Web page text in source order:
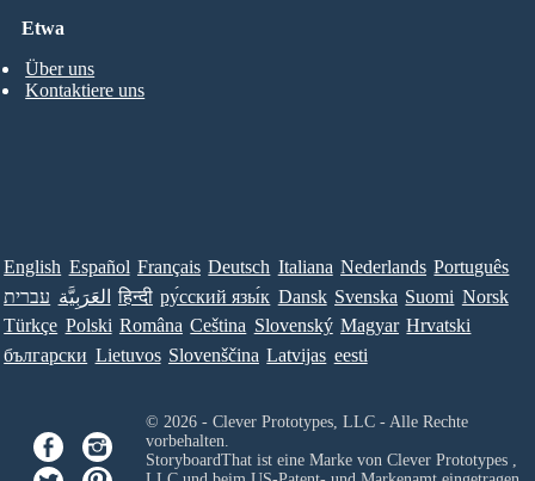
Etwa
Über uns
Kontaktiere uns
English Español Français Deutsch Italiana Nederlands Português
עברית العَرَبِيَّة हिन्दी ру́сский язы́к Dansk Svenska Suomi Norsk
Türkçe Polski Româna Ceština Slovenský Magyar Hrvatski
български Lietuvos Slovenščina Latvijas eesti
© 2026 - Clever Prototypes, LLC - Alle Rechte
vorbehalten.
StoryboardThat ist eine Marke von Clever Prototypes ,